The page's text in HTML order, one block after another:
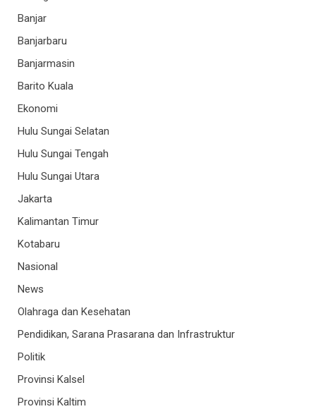
Banjar
Banjarbaru
Banjarmasin
Barito Kuala
Ekonomi
Hulu Sungai Selatan
Hulu Sungai Tengah
Hulu Sungai Utara
Jakarta
Kalimantan Timur
Kotabaru
Nasional
News
Olahraga dan Kesehatan
Pendidikan, Sarana Prasarana dan Infrastruktur
Politik
Provinsi Kalsel
Provinsi Kaltim